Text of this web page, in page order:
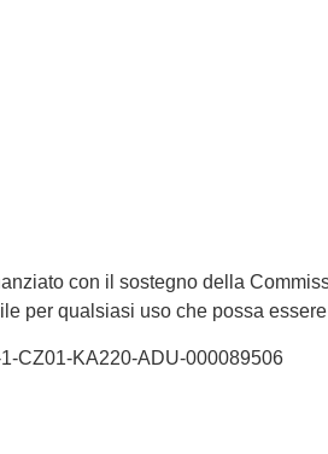
con il sostegno della
per qualsiasi uso che possa
CZ01-KA220-ADU-000089506